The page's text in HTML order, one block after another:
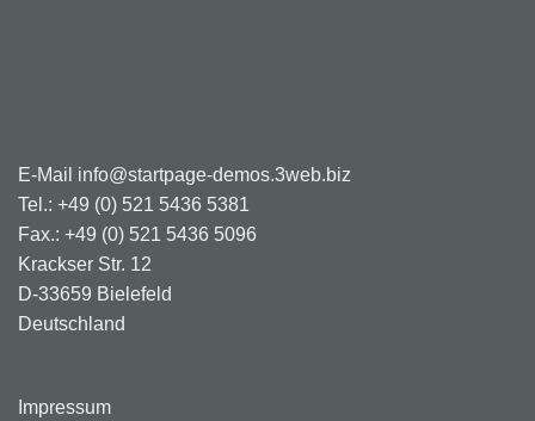
E-Mail info@startpage-demos.3web.biz
Tel.: +49 (0) 521 5436 5381
Fax.: +49 (0) 521 5436 5096
Krackser Str. 12
D-33659 Bielefeld
Deutschland
Impressum